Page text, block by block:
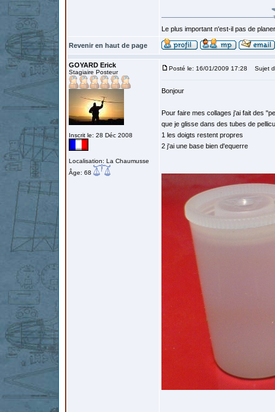
Le plus important n'est-il pas de
Revenir en haut de page
GOYARD Erick
Stagiaire Posteur
Inscrit le: 28 Déc 2008
Localisation: La Chaumusse
Âge: 68
Posté le: 16/01/2009 17:28 Sujet
Bonjour
Pour faire mes collages j'ai fait des
que je glisse dans des tubes de
1 les doigts restent propres
2 j'ai une base bien d'equerre